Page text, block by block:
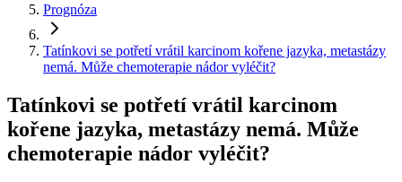
Prognóza
Tatínkovi se potřetí vrátil karcinom kořene jazyka, metastázy
nemá. Může chemoterapie nádor vyléčit?
Tatínkovi se potřetí vrátil karcinom
kořene jazyka, metastázy nemá. Může
chemoterapie nádor vyléčit?